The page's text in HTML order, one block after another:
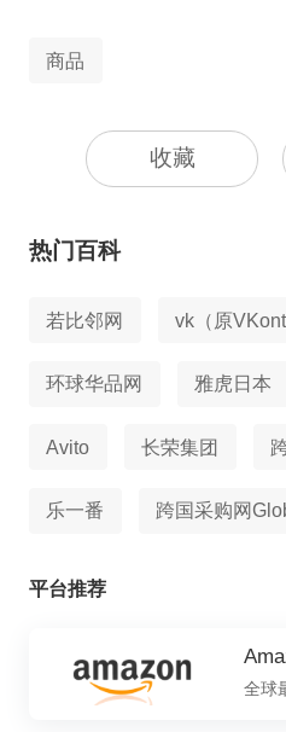
商品
收藏
热门百科
若比邻网 vk（原
环球华品网 雅虎日本
Avito 长荣集团
乐一番 跨国采购网
平台推荐
全球